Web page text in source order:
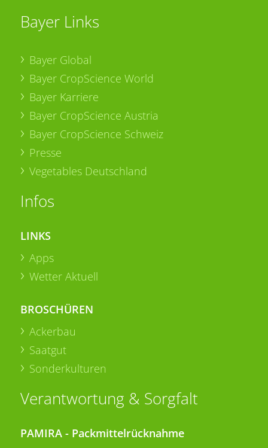
Bayer Links
Bayer Global
Bayer CropScience World
Bayer Karriere
Bayer CropScience Austria
Bayer CropScience Schweiz
Presse
Vegetables Deutschland
Infos
LINKS
Apps
Wetter Aktuell
BROSCHÜREN
Ackerbau
Saatgut
Sonderkulturen
Verantwortung & Sorgfalt
PAMIRA - Packmittelrücknahme